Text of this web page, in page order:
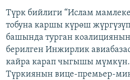
Түрк бийлиги “Ислам
тобуна каршы күрөш
башында турган коалициянын
берилген Инжирлик
кайра карап чыгышы мүмкүн.
Түркиянын вице-премьер-